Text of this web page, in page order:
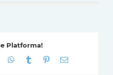
Platforma!
WhatsApp
Tumblr Pinterest
E-